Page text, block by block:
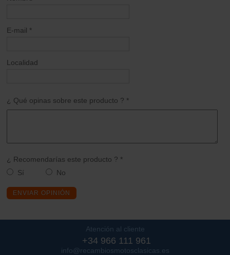
E-mail *
Localidad
¿ Qué opinas sobre este producto ? *
¿ Recomendarías este producto ? *
Sí
No
ENVIAR OPINIÓN
Atención al cliente
+34 966 111 961
info@recambiosmotosclasicas.es